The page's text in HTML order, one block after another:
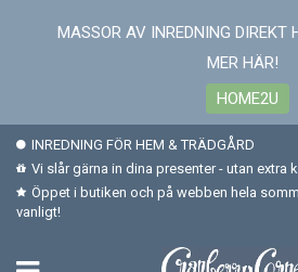
MASSOR AV INREDNING DIREKT
MER HÄR!
HOME2U
INREDNING FÖR HEM & TRÄDGÅRD
Vi slår gärna in dina presenter - utan extra
Öppet i butiken och på webben hela
vanligt!